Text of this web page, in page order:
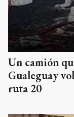
Un camión
Gualeguay
ruta 20